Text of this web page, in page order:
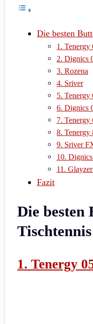
Die besten
1. Tenergy
2. Dignics
3. Rozena
4. Sriver
5. Tenergy
6. Dignics
7. Tenergy
8. Tenergy
9. Sriver
10.
11.
Fazit
Die
1. Tenergy